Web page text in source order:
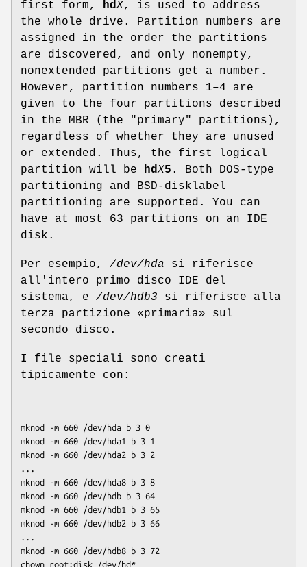
first form, hdX, is used to address
the whole drive. Partition numbers are
assigned in the order the partitions
are discovered, and only nonempty,
nonextended partitions get a number.
However, partition numbers 1–4 are
given to the four partitions described
in the MBR (the "primary" partitions),
regardless of whether they are unused
or extended. Thus, the first logical
partition will be hdX5 . Both DOS-type
partitioning and BSD-disklabel
partitioning are supported. You can
have at most 63 partitions on an IDE
disk.
Per esempio, /dev/hda si riferisce
all'intero primo disco IDE del
sistema, e /dev/hdb3 si riferisce alla
terza partizione «primaria» sul
secondo disco.
I file speciali sono creati
tipicamente con:
mknod -m 660 /dev/hda b 3 0
mknod -m 660 /dev/hda1 b 3 1
mknod -m 660 /dev/hda2 b 3 2
mknod -m 660 /dev/hda8 b 3 8
mknod -m 660 /dev/hdb b 3 64
mknod -m 660 /dev/hdb1 b 3 65
mknod -m 660 /dev/hdb2 b 3 66
mknod -m 660 /dev/hdb8 b 3 72